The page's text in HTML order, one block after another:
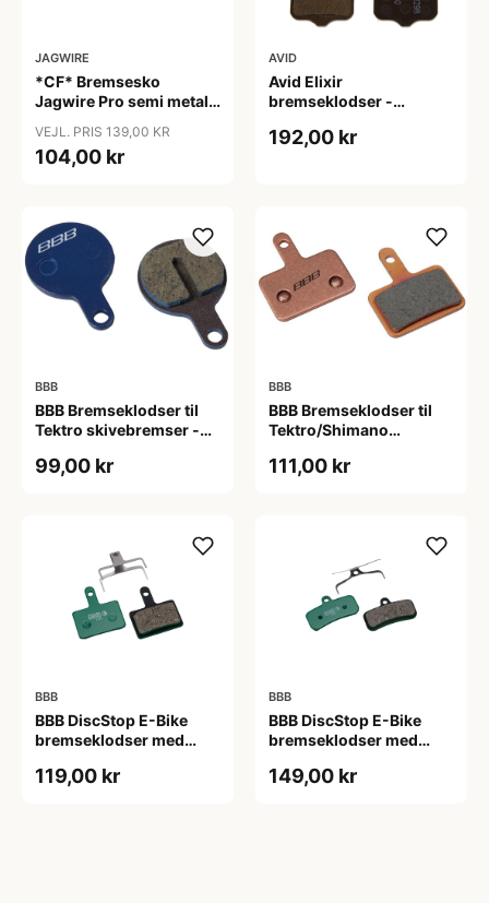
JAGWIRE
*CF* Bremsesko
Jagwire Pro semi metal
Ultimate/RCS/RS/R -
Avid Trail
VEJL. PRIS 139,00 KR
104,00 kr
AVID
Avid Elixir
bremseklodser -
192,00 kr
BBB
BBB Bremseklodser til
Tektro skivebremser -
99,00 kr
BBB
BBB Bremseklodser til
Tektro/Shimano
Aquila
111,00 kr
BBB
BBB DiscStop E-Bike
bremseklodser med
belægning særligt til
119,00 kr
BBB
BBB DiscStop E-Bike
bremseklodser med
belægning særligt til
149,00 kr